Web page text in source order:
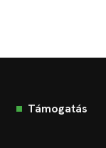
Támogatás